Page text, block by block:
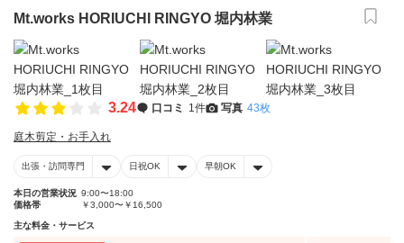
Mt.works HORIUCHI RINGYO 堀内林業
3.24 口コミ 1件 写真 43枚
庭木剪定・お手入れ
出張・訪問専門 日祝OK 早朝OK
本日の営業状況 9:00〜18:00
価格帯
￥3,000〜￥16,500
主な料金・サービス